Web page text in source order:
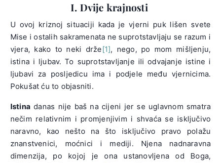
I. Dvije krajnosti
U ovoj kriznoj situaciji kada je vjerni puk lišen svete
Mise i ostalih sakramenata ne suprotstavljaju se razum i
vjera, kako to neki drže[1], nego, po mom mišljenju,
istina i ljubav. To suprotstavljanje ili odvajanje istine i
ljubavi za posljedicu ima i podjele među vjernicima.
Pokušat ću to objasniti.
Istina danas nije baš na cijeni jer se uglavnom smatra
nečim relativnim i promjenjivim i shvaća se isključivo
naravno, kao nešto na što isključivo pravo polažu
znanstvenici, moćnici i mediji. Njena nadnaravna
dimenzija, po kojoj je ona ustanovljena od Boga,